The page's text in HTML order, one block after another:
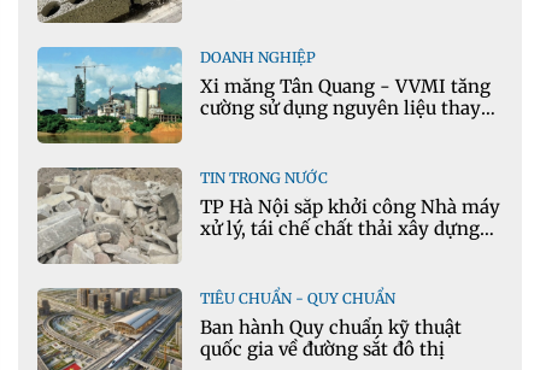
DOANH NGHIỆP
Xi măng Tân Quang - VVMI tăng
cường sử dụng nguyên liệu thay
TIN TRONG NƯỚC
TP Hà Nội sắp khởi công Nhà máy
xử lý, tái chế chất thải xây dựng
TIÊU CHUẨN - QUY CHUẨN
Ban hành Quy chuẩn kỹ thuật
quốc gia về đường sắt đô thị